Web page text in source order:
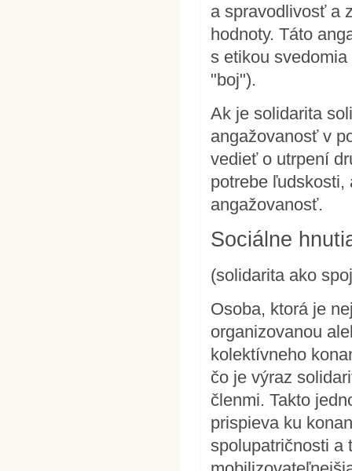
a spravodlivosť a
hodnoty. Táto
s etikou
"boj").
Ak je solidarita
angažovanosť v
vedieť o utrpení
potrebe ľudskosti,
angažovanosť.
Sociálne
(solidarita ako
Osoba, ktorá je
organizovanou
kolektívneho
čo je výraz
členmi. Takto
prispieva ku
spolupatričnosti a